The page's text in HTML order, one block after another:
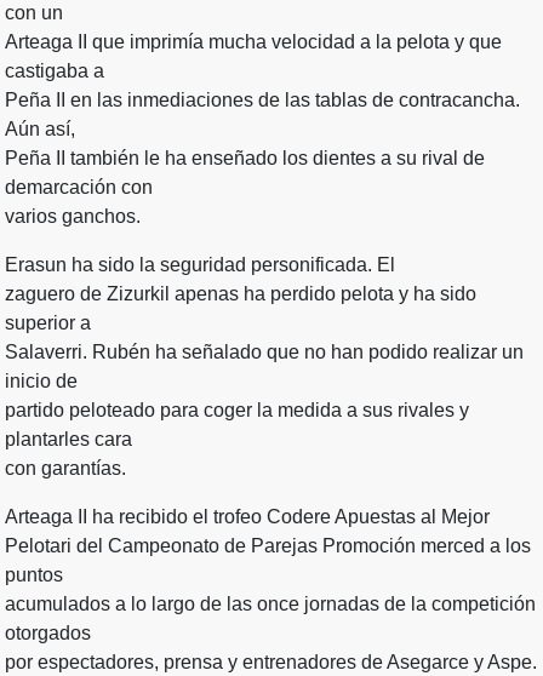
con un
Arteaga II que imprimía mucha velocidad a la pelota y que
castigaba a
Peña II en las inmediaciones de las tablas de contracancha.
Aún así,
Peña II también le ha enseñado los dientes a su rival de
demarcación con
varios ganchos.
Erasun ha sido la seguridad personificada. El
zaguero de Zizurkil apenas ha perdido pelota y ha sido
superior a
Salaverri. Rubén ha señalado que no han podido realizar un
inicio de
partido peloteado para coger la medida a sus rivales y
plantarles cara
con garantías.
Arteaga II ha recibido el trofeo Codere Apuestas al Mejor
Pelotari del Campeonato de Parejas Promoción merced a los
puntos
acumulados a lo largo de las once jornadas de la competición
otorgados
por espectadores, prensa y entrenadores de Asegarce y Aspe.